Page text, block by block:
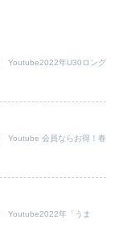
年U30ロング
会員ならお得！春
年「うま